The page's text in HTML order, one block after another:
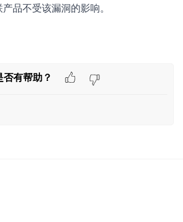
品不受该漏洞的影响。
否有帮助？